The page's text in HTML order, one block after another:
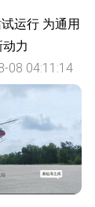
运行 为通用
力
08 04:11:14